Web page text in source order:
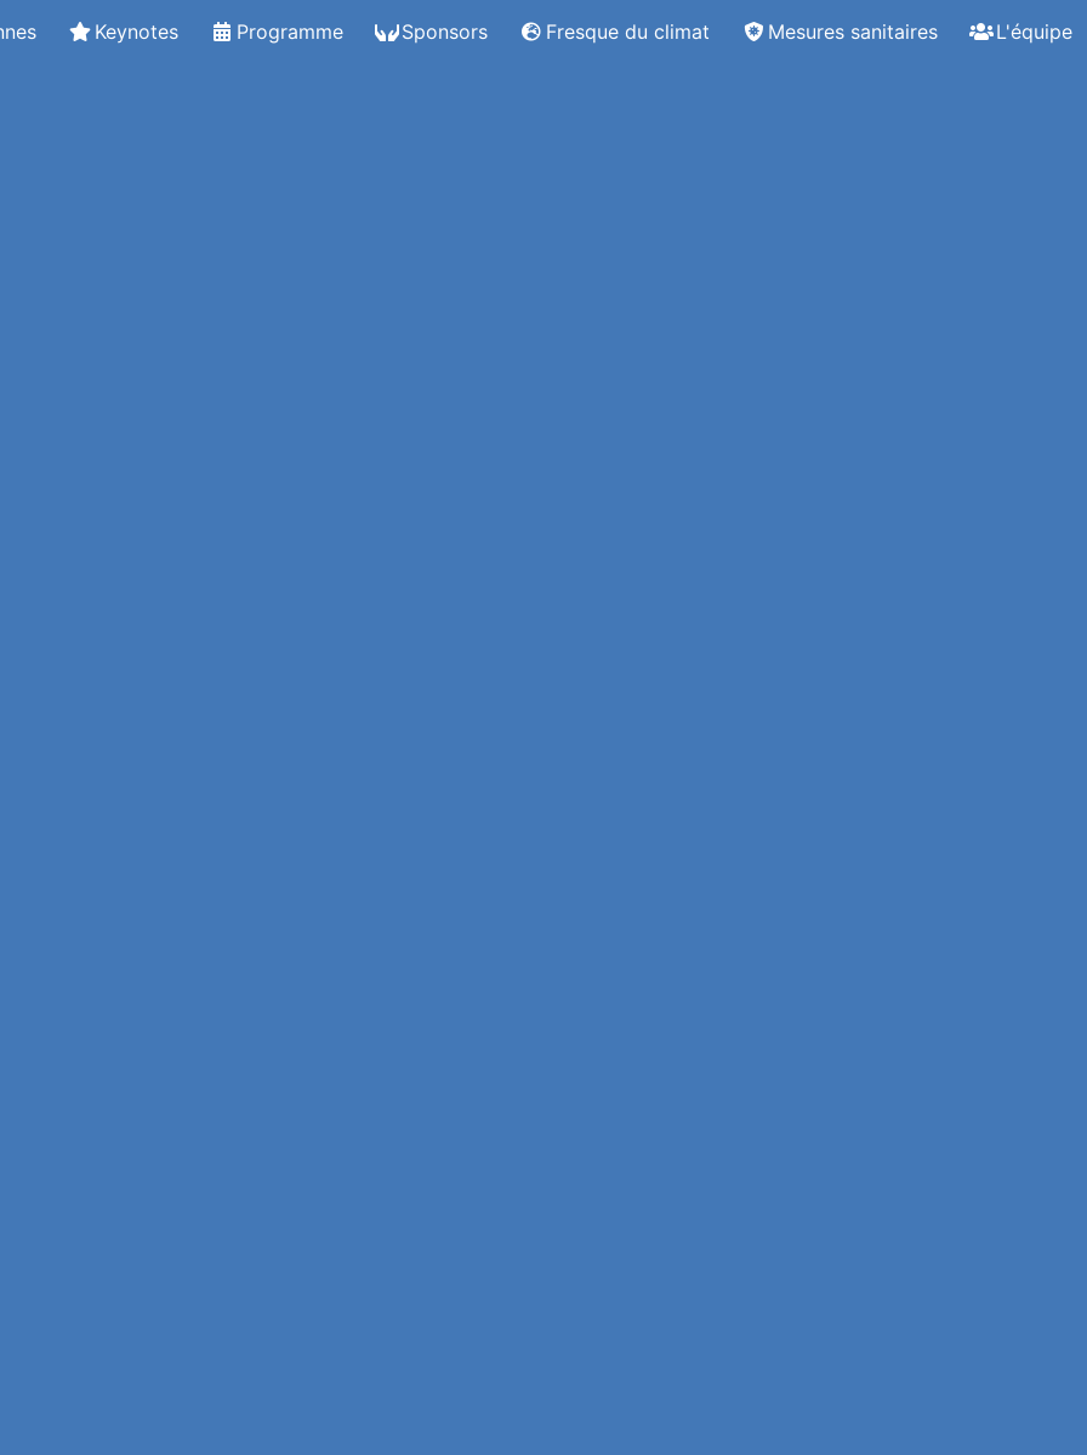
Keynotes Programme Sponsors Fresque du climat Mesures sanitaires L'équipe